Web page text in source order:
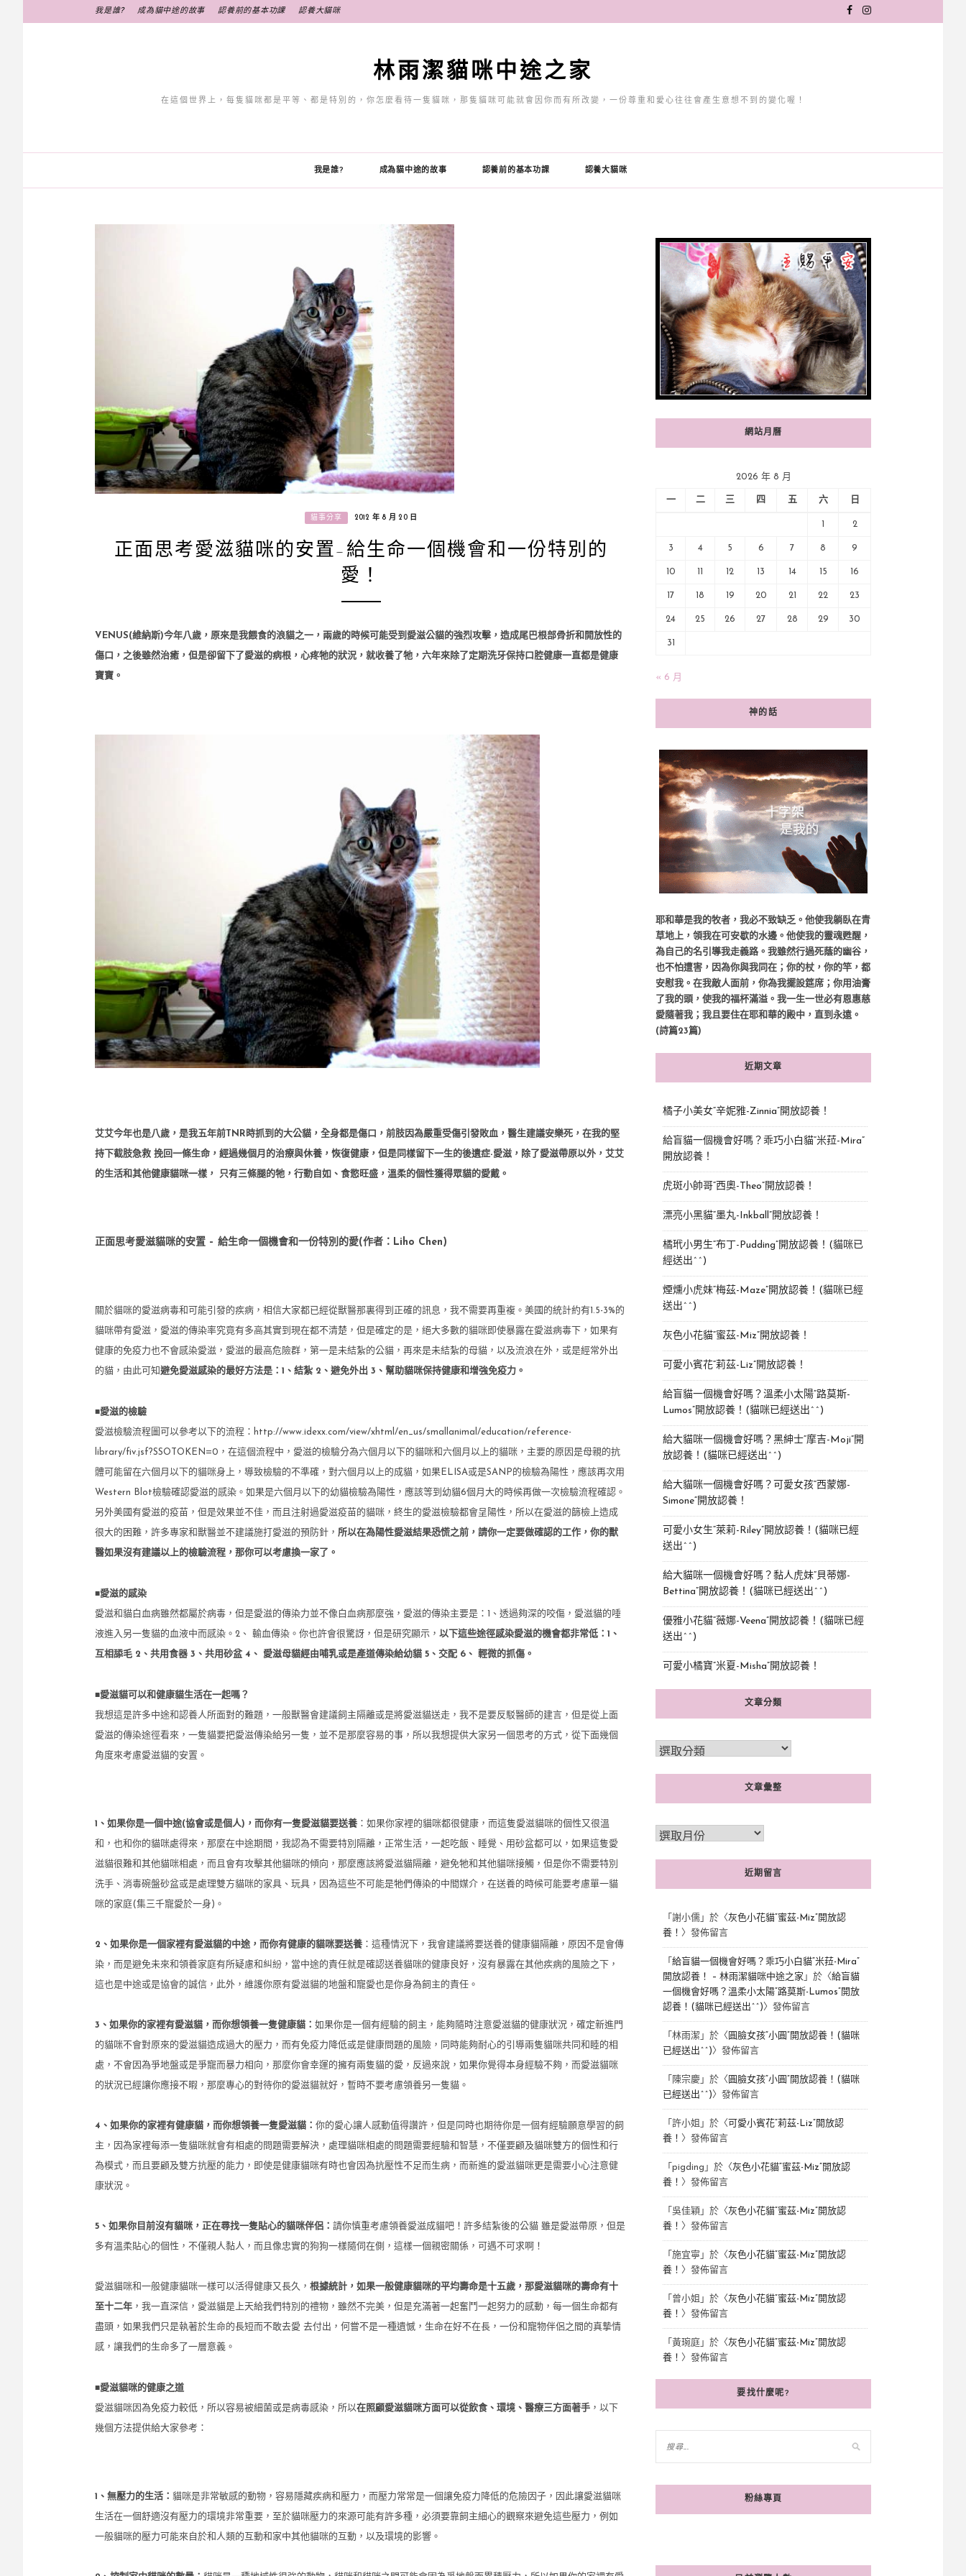
至
我是誰? 成為貓中途的故事 認養前的基本功課 認養大貓咪
林雨潔貓咪中途之家
在這個世界上，每隻貓咪都是平等、都是特別的，你怎麼看待一隻貓咪，那隻貓咪可能就會因你而有所改變，一份尊重和愛心往往會產生意想不到的變化喔！
我是誰? 成為貓中途的故事 認養前的基本功課 認養大貓咪
貓事分享 2012 年 8 月 20 日
正面思考愛滋貓咪的安置-給生命一個機會和一份特別的
愛！
VENUS(維納斯)今年八歲，原來是我餵食的浪貓之一，兩歲的時候可能受到愛滋公貓的強烈攻擊，造成尾巴根部骨折和開放性的
傷口，之後雖然治癒，但是卻留下了愛滋的病根，心疼牠的狀況，就收養了牠，六年來除了定期洗牙保持口腔健康一直都是健康
寶寶。
艾艾今年也是八歲，是我五年前TNR時抓到的大公貓，全身都是傷口，前肢因為嚴重受傷引發敗血，醫生建議安樂死，在我的堅
持下截肢急救 挽回一條生命，經過幾個月的治療與休養，恢復健康，但是同樣留下一生的後遺症-愛滋，除了愛滋帶原以外，艾艾
的生活和其他健康貓咪一樣， 只有三條腿的牠，行動自如、食慾旺盛，溫柔的個性獲得眾貓的愛戴。
正面思考愛滋貓咪的安置 – 給生命一個機會和一份特別的愛(作者：Liho Chen)
關於貓咪的愛滋病毒和可能引發的疾病，相信大家都已經從獸醫那裏得到正確的訊息，我不需要再重複。美國的統計約有1.5-3%的
貓咪帶有愛滋，愛滋的傳染率究竟有多高其實到現在都不清楚，但是確定的是，絕大多數的貓咪即使暴露在愛滋病毒下，如果有
健康的免疫力也不會感染愛滋，愛滋的最高危險群，第一是未結紮的公貓，再來是未結紮的母貓，以及流浪在外，或是經常外出
的貓，由此可知避免愛滋感染的最好方法是：1、結紮 2、避免外出 3、幫助貓咪保持健康和增強免疫力。
■愛滋的檢驗
愛滋檢驗流程圖可以參考以下的流程：http://www.idexx.com/view/xhtml/en_us/smallanimal/education/reference-
library/fiv.jsf?SSOTOKEN=0，在這個流程中，愛滋的檢驗分為六個月以下的貓咪和六個月以上的貓咪，主要的原因是母親的抗
體可能留在六個月以下的貓咪身上，導致檢驗的不準確，對六個月以上的成貓，如果ELISA或是SANP的檢驗為陽性，應該再次用
Western Blot檢驗確認愛滋的感染。如果是六個月以下的幼貓檢驗為陽性，應該等到幼貓6個月大的時候再做一次檢驗流程確認。
另外美國有愛滋的疫苗，但是效果並不佳，而且注射過愛滋疫苗的貓咪，終生的愛滋檢驗都會呈陽性，所以在愛滋的篩檢上造成
很大的困難，許多專家和獸醫並不建議施打愛滋的預防針， 所以在為陽性愛滋結果恐慌之前，請你一定要做確認的工作，你的獸
醫如果沒有建議以上的檢驗流程，那你可以考慮換一家了。
■愛滋的感染
愛滋和貓白血病雖然都屬於病毒，但是愛滋的傳染力並不像白血病那麼強，愛滋的傳染主要是：1、透過夠深的咬傷，愛滋貓的唾
液進入另一隻貓的血液中而感染。2、 輸血傳染。你也許會很驚訝，但是研究顯示， 以下這些途徑感染愛滋的機會都非常低：1、
互相舔毛 2、共用食器 3、共用砂盆 4、 愛滋母貓經由哺乳或是產道傳染給幼貓 5、交配 6、 輕微的抓傷。
■愛滋貓可以和健康貓生活在一起嗎？
我想這是許多中途和認養人所面對的難題，一般獸醫會建議飼主隔離或是將愛滋貓送走，我不是要反駁醫師的建言，但是從上面
愛滋的傳染途徑看來，一隻貓要把愛滋傳染給另一隻，並不是那麼容易的事，所以我想提供大家另一個思考的方式，從下面幾個
角度來考慮愛滋貓的安置。
1、如果你是一個中途(協會或是個人)，而你有一隻愛滋貓要送養 ：如果你家裡的貓咪都很健康，而這隻愛滋貓咪的個性又很溫
和，也和你的貓咪處得來，那麼在中途期間，我認為不需要特別隔離，正常生活，一起吃飯、睡覺、用砂盆都可以，如果這隻愛
滋貓很難和其他貓咪相處，而且會有攻擊其他貓咪的傾向，那麼應該將愛滋貓隔離，避免牠和其他貓咪接觸，但是你不需要特別
洗手、消毒碗盤砂盆或是處理雙方貓咪的家具、玩具，因為這些不可能是牠們傳染的中間媒介，在送養的時候可能要考慮單一貓
咪的家庭(集三千寵愛於一身)。
2、如果你是一個家裡有愛滋貓的中途，而你有健康的貓咪要送養 ：這種情況下，我會建議將要送養的健康貓隔離，原因不是會傳
染，而是避免未來和領養家庭有所疑慮和糾紛，當中途的責任就是確認送養貓咪的健康良好，沒有暴露在其他疾病的風險之下，
這也是中途或是協會的誠信，此外，維護你原有愛滋貓的地盤和寵愛也是你身為飼主的責任。
3、如果你的家裡有愛滋貓，而你想領養一隻健康貓： 如果你是一個有經驗的飼主，能夠隨時注意愛滋貓的健康狀況，確定新進門
的貓咪不會對原來的愛滋貓造成過大的壓力，而有免疫力降低或是健康問題的風險，同時能夠耐心的引導兩隻貓咪共同和睦的相
處，不會因為爭地盤或是爭寵而暴力相向，那麼你會幸運的擁有兩隻貓的愛，反過來說，如果你覺得本身經驗不夠，而愛滋貓咪
的狀況已經讓你應接不暇，那麼專心的對待你的愛滋貓就好，暫時不要考慮領養另一隻貓。
4、如果你的家裡有健康貓，而你想領養一隻愛滋貓： 你的愛心讓人感動值得讚許，但是同時也期待你是一個有經驗願意學習的飼
主，因為家裡每添一隻貓咪就會有相處的問題需要解決，處理貓咪相處的問題需要經驗和智慧，不僅要顧及貓咪雙方的個性和行
為模式，而且要顧及雙方抗壓的能力，即使是健康貓咪有時也會因為抗壓性不足而生病，而新進的愛滋貓咪更是需要小心注意健
康狀況。
5、如果你目前沒有貓咪，正在尋找一隻貼心的貓咪伴侶： 請你慎重考慮領養愛滋成貓吧！許多結紮後的公貓 雖是愛滋帶原，但是
多有溫柔貼心的個性，不僅親人黏人，而且像忠實的狗狗一樣隨伺在側，這樣一個親密關係，可遇不可求啊！
愛滋貓咪和一般健康貓咪一樣可以活得健康又長久， 根據統計，如果一般健康貓咪的平均壽命是十五歲，那愛滋貓咪的壽命有十
至十二年 ，我一直深信，愛滋貓是上天給我們特別的禮物，雖然不完美，但是充滿著一起奮鬥一起努力的感動，每一個生命都有
盡頭，如果我們只是執著於生命的長短而不敢去愛 去付出，何嘗不是一種遺憾，生命在好不在長，一份和寵物伴侶之間的真摯情
感，讓我們的生命多了一層意義。
■愛滋貓咪的健康之道
愛滋貓咪因為免疫力較低，所以容易被細菌或是病毒感染，所以在照顧愛滋貓咪方面可以從飲食、環境、醫療三方面著手 ，以下
幾個方法提供給大家參考：
1、無壓力的生活： 貓咪是非常敏感的動物，容易隱藏疾病和壓力，而壓力常常是一個讓免疫力降低的危險因子，因此讓愛滋貓咪
生活在一個舒適沒有壓力的環境非常重要，至於貓咪壓力的來源可能有許多種，必須要靠飼主細心的觀察來避免這些壓力，例如
一般貓咪的壓力可能來自於和人類的互動和家中其他貓咪的互動，以及環境的影響。
網站月曆
2026 年 8 月
一 二 三 四 五 六 日
2
3 4 5 6 7 8 9
10 12 13 14 15 16
17 18 19 20 21 22 23
24 25 26 27 28 29 30
31
« 6 月
神的話
耶和華是我的牧者，我必不致缺乏。他使我躺臥在青
草地上，領我在可安歇的水邊。他使我的靈魂甦醒，
為自己的名引導我走義路。我雖然行過死蔭的幽谷，
也不怕遭害，因為你與我同在；你的杖，你的竿，都
安慰我。在我敵人面前，你為我擺設筵席；你用油膏
了我的頭，使我的福杯滿溢。我一生一世必有恩惠慈
愛隨著我；我且要住在耶和華的殿中，直到永遠。
(詩篇23篇)
近期文章
橘子小美女“辛妮雅-Zinnia”開放認養！
給盲貓一個機會好嗎？乖巧小白貓“米菈-Mira”
開放認養！
虎斑小帥哥“西奧-Theo”開放認養！
漂亮小黑貓“墨丸-Inkball”開放認養！
橘玳小男生“布丁-Pudding”開放認養！(貓咪已
經送出^^)
煙燻小虎妹“梅茲-Maze”開放認養！(貓咪已經
送出^^)
灰色小花貓“蜜茲-Miz”開放認養！
可愛小賓花“莉茲-Liz”開放認養！
給盲貓一個機會好嗎？溫柔小太陽“路莫斯-
Lumos”開放認養！(貓咪已經送出^^)
給大貓咪一個機會好嗎？黑紳士“摩吉-Moji”開
放認養！(貓咪已經送出^^)
給大貓咪一個機會好嗎？可愛女孩“西蒙娜-
Simone“開放認養！
可愛小女生“萊莉-Riley”開放認養！(貓咪已經
送出^^)
給大貓咪一個機會好嗎？黏人虎妹“貝蒂娜-
Bettina”開放認養！(貓咪已經送出^^)
優雅小花貓“薇娜-Veena”開放認養！(貓咪已經
送出^^)
可愛小橘寶”米夏-Misha”開放認養！
文章分類
文章彙整
近期留言
「 謝小儒 」於〈 灰色小花貓“蜜茲-Miz”開放認
養！ 〉發佈留言
「 給盲貓一個機會好嗎？乖巧小白貓“米菈-Mira”
開放認養！ – 林雨潔貓咪中途之家 」於〈給盲貓
一個機會好嗎？溫柔小太陽“路莫斯-Lumos”開放
認養！(貓咪已經送出^^) 〉發佈留言
「 林雨潔 」於〈 圓臉女孩“小圓”開放認養！(貓咪
已經送出^^) 〉發佈留言
「 陳宗慶 」於〈 圓臉女孩“小圓”開放認養！(貓咪
已經送出^^) 〉發佈留言
「 許小姐 」於〈 可愛小賓花“莉茲-Liz”開放認
養！ 〉發佈留言
「 pigding 」於〈 灰色小花貓“蜜茲-Miz”開放認
養！ 〉發佈留言
「 吳佳穎 」於〈 灰色小花貓“蜜茲-Miz”開放認
養！ 〉發佈留言
「 施宜寧 」於〈 灰色小花貓“蜜茲-Miz”開放認
養！ 〉發佈留言
「 曾小姐 」於〈 灰色小花貓“蜜茲-Miz”開放認
養！ 〉發佈留言
「 黃琬庭 」於〈 灰色小花貓“蜜茲-Miz”開放認
養！ 〉發佈留言
要找什麼呢?
粉絲專頁